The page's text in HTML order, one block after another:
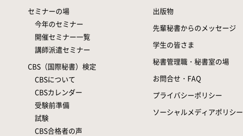
セミナーの場
今年のセミナー
開催セミナー一覧
講師派遣セミナー
CBS（国際秘書）検定
CBSについて
CBSカレンダー
受験前準備
試験
CBS合格者の声
出版物
先輩秘書からのメッセージ
学生の皆さま
秘書管理職・秘書室の場
お問合せ・FAQ
プライバシーポリシー
ソーシャルメディアポリシー